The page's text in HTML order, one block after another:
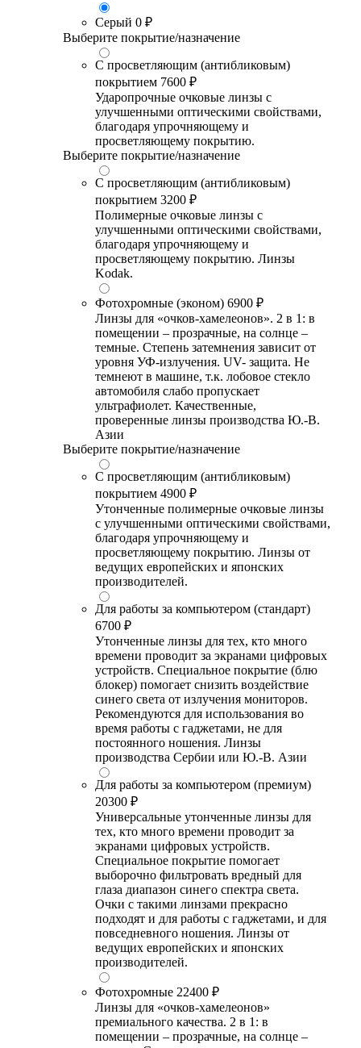
Серый 0 ₽
Выберите покрытие/назначение
С просветляющим (антибликовым)
покрытием 7600 ₽
Ударопрочные очковые линзы с
улучшенными оптическими свойствами,
благодаря упрочняющему и
просветляющему покрытию.
Выберите покрытие/назначение
С просветляющим (антибликовым)
покрытием 3200 ₽
Полимерные очковые линзы с
улучшенными оптическими свойствами,
благодаря упрочняющему и
просветляющему покрытию. Линзы
Kodak.
Фотохромные (эконом) 6900 ₽
Линзы для «очков-хамелеонов». 2 в 1: в
помещении – прозрачные, на солнце –
темные. Степень затемнения зависит от
уровня УФ-излучения. UV- защита. Не
темнеют в машине, т.к. лобовое стекло
автомобиля слабо пропускает
ультрафиолет. Качественные,
проверенные линзы производства Ю.-В.
Азии
Выберите покрытие/назначение
С просветляющим (антибликовым)
покрытием 4900 ₽
Утонченные полимерные очковые линзы
с улучшенными оптическими свойствами,
благодаря упрочняющему и
просветляющему покрытию. Линзы от
ведущих европейских и японских
производителей.
Для работы за компьютером (стандарт)
6700 ₽
Утонченные линзы для тех, кто много
времени проводит за экранами цифровых
устройств. Специальное покрытие (блю
блокер) помогает снизить воздействие
синего света от излучения мониторов.
Рекомендуются для использования во
время работы с гаджетами, не для
постоянного ношения. Линзы
производства Сербии или Ю.-В. Азии
Для работы за компьютером (премиум)
20300 ₽
Универсальные утонченные линзы для
тех, кто много времени проводит за
экранами цифровых устройств.
Специальное покрытие помогает
выборочно фильтровать вредный для
глаза диапазон синего спектра света.
Очки с такими линзами прекрасно
подходят и для работы с гаджетами, и для
повседневного ношения. Линзы от
ведущих европейских и японских
производителей.
Фотохромные 22400 ₽
Линзы для «очков-хамелеонов»
премиального качества. 2 в 1: в
помещении – прозрачные, на солнце –